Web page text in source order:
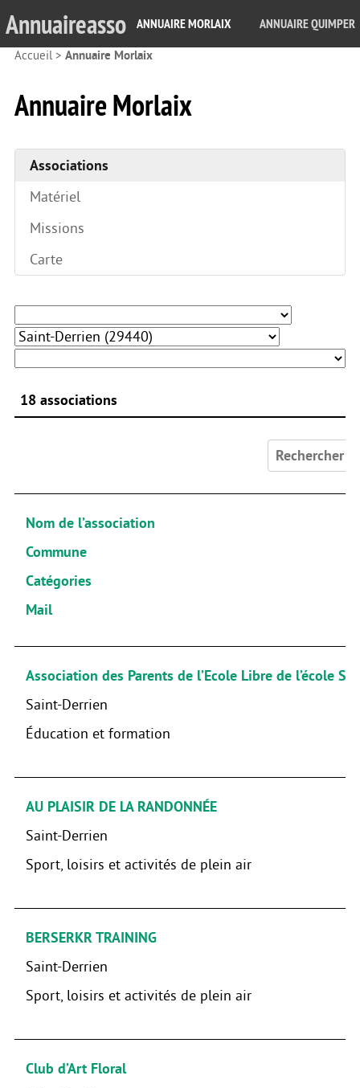
Annuaireasso ANNUAIRE MORLAIX ANNUAIRE QUIMPER
Accueil> Annuaire Morlaix
Annuaire Morlaix
Associations
Matériel
Missions
Carte
18 associations
Nom de l’association
Commune
Catégories
Mail
Association des Parents de l’Ecole Libre de l’école
Saint-Derrien
Éducation et formation
AU PLAISIR DE LA RANDONNÉE
Saint-Derrien
Sport, loisirs et activités de plein air
BERSERKR TRAINING
Saint-Derrien
Sport, loisirs et activités de plein air
Club d’Art Floral